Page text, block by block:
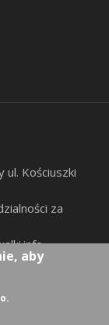
ul. Kościuszki
za
,
aby